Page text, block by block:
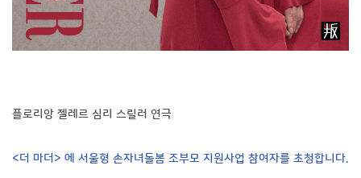
플로리앙 젤레르 심리 스릴러 연극
<더 마더> 에 서울형 손자녀돌봄 조부모 지원사업 참여자를 초청합니다.